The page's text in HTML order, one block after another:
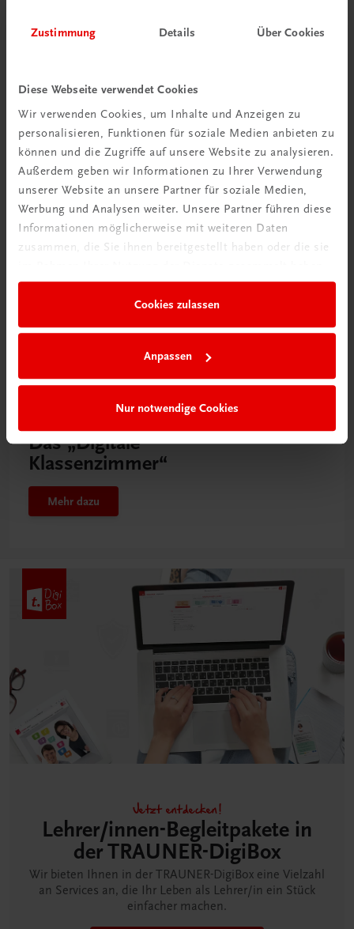
Zustimmung Details Über Cookies
Diese Webseite verwendet Cookies
Wir verwenden Cookies, um Inhalte und Anzeigen zu
personalisieren, Funktionen für soziale Medien anbieten zu
können und die Zugriffe auf unsere Website zu analysieren.
Außerdem geben wir Informationen zu Ihrer Verwendung
unserer Website an unsere Partner für soziale Medien,
Werbung und Analysen weiter. Unsere Partner führen diese
Informationen möglicherweise mit weiteren Daten
zusammen, die Sie ihnen bereitgestellt haben oder die sie
Cookies zulassen
Anpassen
Nur notwendige Cookies
Schon entdeckt?
Ratgeber Schulpraxis
Neu in der DigiBox
Das „Digitale
Klassenzimmer“
Mehr dazu
Jetzt entdecken!
Lehrer/innen-Begleitpakete in
der TRAUNER-DigiBox
Wir bieten Ihnen in der TRAUNER-DigiBox eine Vielzahl
an Services an, die Ihr Leben als Lehrer/in ein Stück
einfacher machen.